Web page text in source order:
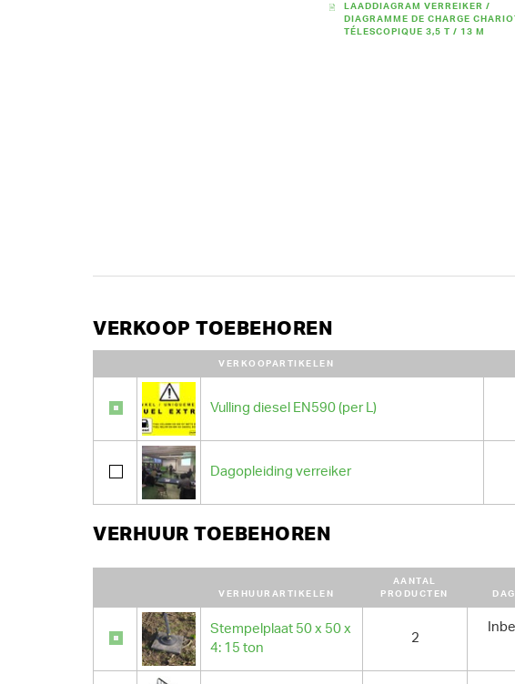
LAADDIAGRAM VERREIKER /
DIAGRAMME DE CHARGE
TÉLESCOPIQUE 3,5 T / 13 M
VERKOOP TOEBEHOREN
VERKOOPARTIKELEN
Vulling diesel EN590 (per L)
Dagopleiding verreiker
VERHUUR TOEBEHOREN
VERHUURARTIKELEN
AANTAL
PRODUCTEN
DAG
Stempelplaat 50 x 50 x
4: 15 ton
2